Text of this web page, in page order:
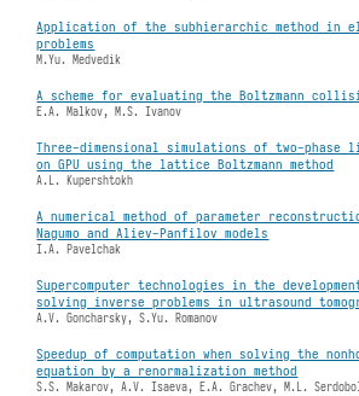
Application of the subhierarchic method in
problems
M.Yu. Medvedik
A scheme for evaluating the Boltzmann
E.A. Malkov, M.S. Ivanov
Three-dimensional simulations of two-phase
on GPU using the lattice Boltzmann method
A.L. Kupershtokh
A numerical method of parameter
Nagumo and Aliev-Panfilov models
I.A. Pavelchak
Supercomputer technologies in the
solving inverse problems in ultrasound
A.V. Goncharsky, S.Yu. Romanov
Speedup of computation when solving the
equation by a renormalization method
S.S. Makarov, A.V. Isaeva, E.A. Grachev, M.L.